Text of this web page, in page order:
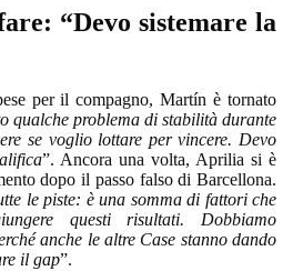
“Devo sistemare la
per il compagno, Martín è tornato
qualche problema di stabilità durante
se voglio lottare per vincere. Devo
”. Ancora una volta, Aprilia si è
dopo il passo falso di Barcellona.
le piste: è una somma di fattori che
questi risultati. Dobbiamo
anche le altre Case stanno dando
il gap”.